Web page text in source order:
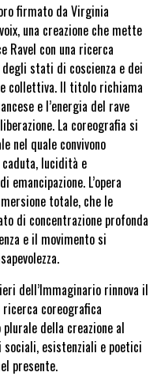
firmato da Virginia
una creazione che mette
Ravel con una ricerca
stati di coscienza e dei
collettiva. Il titolo richiama
e l’energia del rave
La coreografia si
nel quale convivono
lucidità e
L’opera
totale, che le
di concentrazione profonda
e il movimento si
dell’Immaginario rinnova il
coreografica
della creazione al
esistenziali e poetici
presente.